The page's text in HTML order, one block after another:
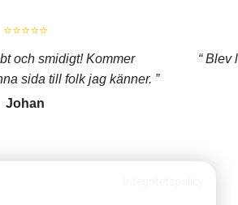
⭐⭐⭐⭐⭐
och smidigt! Kommer
sida till folk jag känner.
Johan
Blev